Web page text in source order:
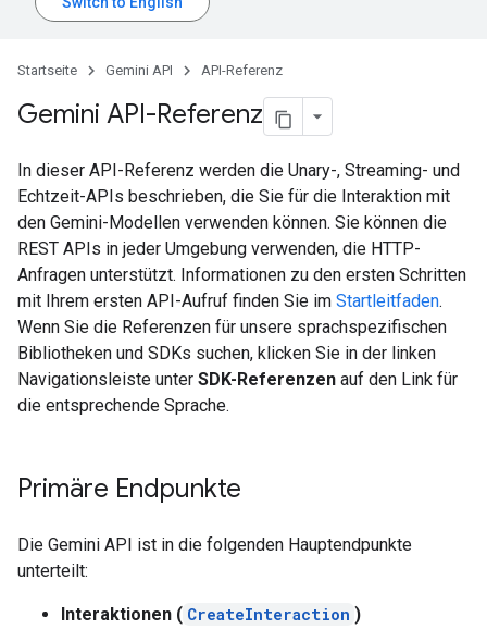
Startseite Gemini API API-Referenz
Gemini API-Referenz
In dieser API-Referenz werden die Unary-, Streaming- und
Echtzeit-APIs beschrieben, die Sie für die Interaktion mit
den Gemini-Modellen verwenden können. Sie können die
REST APIs in jeder Umgebung verwenden, die HTTP-
Anfragen unterstützt. Informationen zu den ersten Schritten
mit Ihrem ersten API-Aufruf finden Sie im Startleitfaden.
Wenn Sie die Referenzen für unsere sprachspezifischen
Bibliotheken und SDKs suchen, klicken Sie in der linken
Navigationsleiste unter SDK-Referenzen auf den Link für
die entsprechende Sprache.
Primäre Endpunkte
Die Gemini API ist in die folgenden Hauptendpunkte
unterteilt:
Interaktionen ( CreateInteraction )